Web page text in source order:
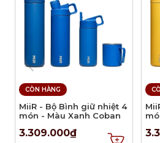
CÒN HÀNG
MiiR - Bộ Bình giữ nhiệt 4
món - Màu Xanh Coban
3.309.000₫